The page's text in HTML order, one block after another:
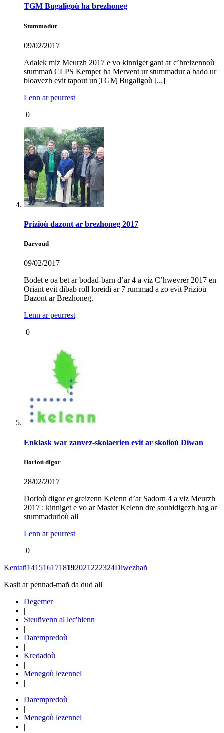
TGM Bugaligoù ha brezhoneg
Stummadur
09/02/2017
Adalek miz Meurzh 2017 e vo kinniget gant ar c’hreizennoù
stummañ CLPS Kemper ha Mervent ur stummadur a bado ur
bloavezh evit tapout un TGM Bugaligoù [...]
Lenn ar peurrest
0
Prizioù dazont ar brezhoneg 2017
Darvoud
09/02/2017
Bodet e oa bet ar bodad-barn d’ar 4 a viz C’hwevrer 2017 en
Oriant evit dibab roll loreidi ar 7 rummad a zo evit Prizioù
Dazont ar Brezhoneg.
Lenn ar peurrest
0
Enklask war zanvez-skolaerien evit ar skolioù Diwan
Dorioù digor
28/02/2017
Dorioù digor er greizenn Kelenn d’ar Sadorn 4 a viz Meurzh
2017 : kinniget e vo ar Master Kelenn dre soubidigezh hag ar
stummadurioù all
Lenn ar peurrest
0
Kentañ1415161718192021 222324Diwezhañ
Kasit ar pennad-mañ da dud all
Degemer
|
Steuñvenn al lec'hienn
|
Darempredoù
|
Kredadoù
|
Menegoù lezennel
|
Darempredoù
|
Menegoù lezennel
|